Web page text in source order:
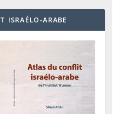
ISRAÉLO-ARABE